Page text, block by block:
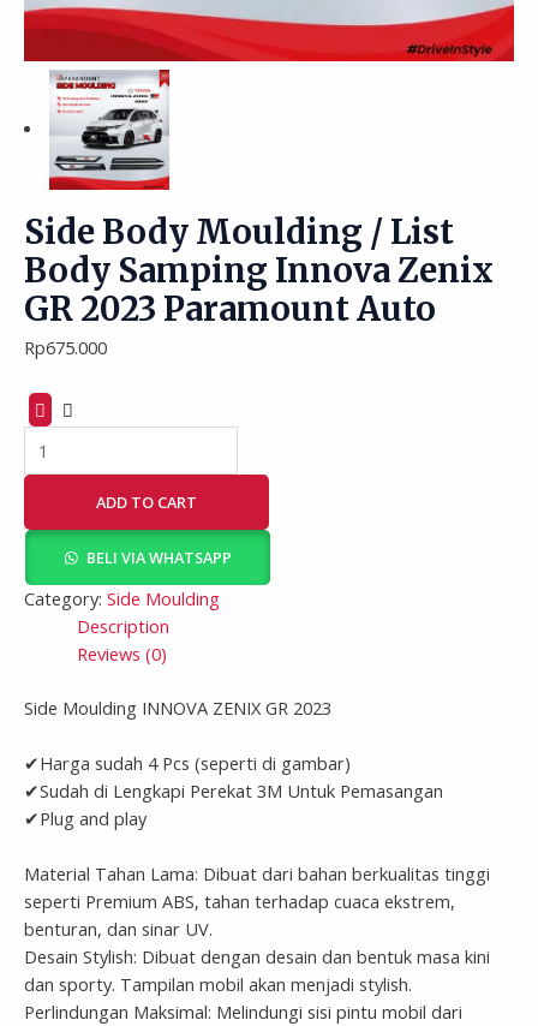
Side Body Moulding / List
Body Samping Innova Zenix
GR 2023 Paramount Auto
Rp675.000
ADD TO CART
BELI VIA WHATSAPP
Category: Side Moulding
Description
Reviews (0)
Side Moulding INNOVA ZENIX GR 2023
✔Harga sudah 4 Pcs (seperti di gambar)
✔Sudah di Lengkapi Perekat 3M Untuk Pemasangan
✔Plug and play
Material Tahan Lama: Dibuat dari bahan berkualitas tinggi
seperti Premium ABS, tahan terhadap cuaca ekstrem,
benturan, dan sinar UV.
Desain Stylish: Dibuat dengan desain dan bentuk masa kini
dan sporty. Tampilan mobil akan menjadi stylish.
Perlindungan Maksimal: Melindungi sisi pintu mobil dari